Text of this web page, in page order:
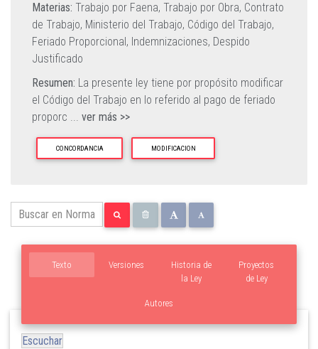
Materias: Trabajo por Faena, Trabajo por Obra, Contrato
de Trabajo, Ministerio del Trabajo, Código del Trabajo,
Feriado Proporcional, Indemnizaciones, Despido
Justificado
Resumen: La presente ley tiene por propósito modificar
el Código del Trabajo en lo referido al pago de feriado
proporc ... ver más >>
CONCORDANCIA MODIFICACION
Texto Versiones
Proyectos
de Ley
Autores
Historia de
la Ley
Escuchar